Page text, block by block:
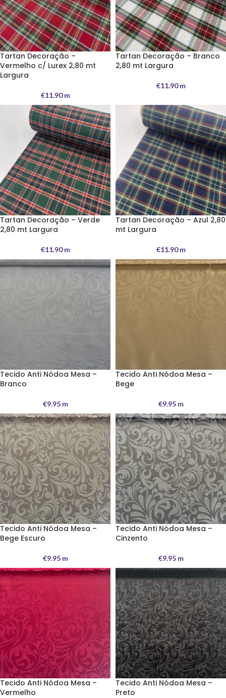
Tartan Decoração –
Vermelho c/ Lurex 2,80 mt
Largura
€11.90m
Tartan Decoração – Branco
2,80 mt Largura
€11.90m
Tartan Decoração – Verde
2,80 mt Largura
€11.90m
Tartan Decoração – Azul 2,80
mt Largura
€11.90m
Tecido Anti Nódoa Mesa –
Branco
€9.95m
Tecido Anti Nódoa Mesa –
Bege
€9.95m
Tecido Anti Nódoa Mesa –
Bege Escuro
€9.95m
Tecido Anti Nódoa Mesa –
Cinzento
€9.95m
Tecido Anti Nódoa Mesa –
Vermelho
Tecido Anti Nódoa Mesa –
Preto